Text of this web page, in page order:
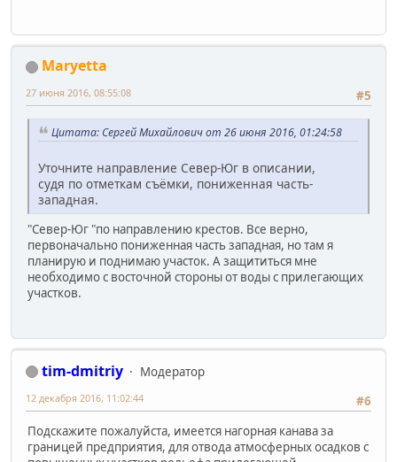
Maryetta
#5
27 июня 2016, 08:55:08
Цитата: Сергей Михайлович от 26 июня 2016, 01:24:58
Уточните направление Север-Юг в описании,
судя по отметкам съёмки, пониженная часть-
западная.
"Север-Юг "по направлению крестов. Все верно,
первоначально пониженная часть западная, но там я
планирую и поднимаю участок. А защититься мне
необходимо с восточной стороны от воды с прилегающих
участков.
tim-dmitriy
Модератор
#6
12 декабря 2016, 11:02:44
Подскажите пожалуйста, имеется нагорная канава за
границей предприятия, для отвода атмосферных осадков с